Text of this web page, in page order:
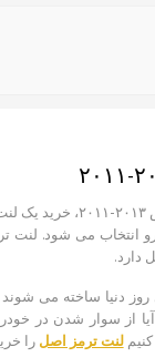
مهم ترین نکته هنگام خرید
انتخاب می شود. لنت
دارد.
دنیا ساخته می شوند
آیا از سوار شدن در
لنت ترمز اصل را